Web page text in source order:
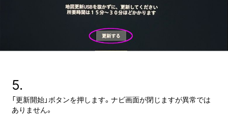
5.
「更新開始」ボタンを押します。ナビ画面が閉じますが異常では
ありません。